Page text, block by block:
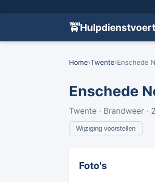
🚖
Home›Twente›Enschede
Enschede
Twente · Brandweer ·
Wijziging voorstellen
Foto's